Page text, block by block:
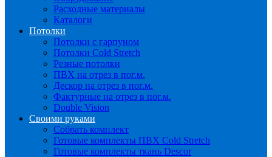
Расходные материалы
Каталоги
Потолки
Потолки с гарпуном
Потолки Cold Stretch
Резные потолки
ПВХ на отрез в пог.м.
Дескор на отрез в пог.м.
Фактурные на отрез в пог.м.
Double Vision
Своими руками
Собрать комплект
Готовые комплекты ПВХ Cold Stretch
Готовые комплекты ткань Descor